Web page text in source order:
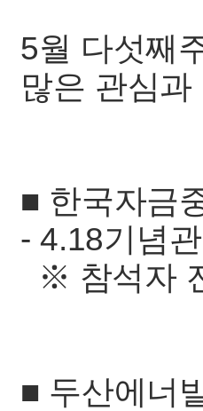
5월 다섯째
많은 관심
■ 한국자금
- 4.18기념
※ 참석자
■ 두산에너